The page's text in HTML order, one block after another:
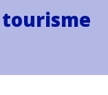
tourisme